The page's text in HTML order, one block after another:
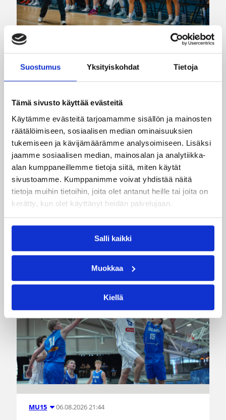
Suostumus Yksityiskohdat Tietoja
Tämä sivusto käyttää evästeitä
Käytämme evästeitä tarjoamamme sisällön ja mainosten
räätälöimiseen, sosiaalisen median ominaisuuksien
tukemiseen ja kävijämäärämme analysoimiseen. Lisäksi
jaamme sosiaalisen median, mainosalan ja analytiikka-
alan kumppaneillemme tietoja siitä, miten käytät
sivustoamme. Kumppanimme voivat yhdistää näitä
tietoja muihin tietoihin, joita olet antanut heille tai joita on
kerätty, kun olet käyttänyt heidän palvelujaan.
Salli kaikki
Muokkaa
Kiellä
Maaottelu 06.08.2026 21:44
Susiladiesin puolustus rautaa
Tukholmassa –
harvinaislaatuinen voitto
Liettuasta
Susiladies nappasi harvinaislaatuisen voiton
Liettuasta Tukholmassa pelatussa maaottelussa.
Susiladies voitti vakuuttavasti Liettuan 81-70
(48-36) Elina Aarnisalon 22 pisteen
johdattamana. Suomi pelaa Tukholmassa vielä
Ruotsi.
MU15 06.08.2026 21:44